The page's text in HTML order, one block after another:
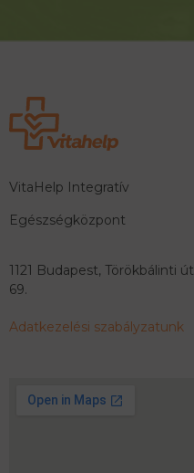
VitaHelp Integratív
Egészségközpont
1121 Budapest, Törökbálinti út
69.
Adatkezelési szabályzatunk